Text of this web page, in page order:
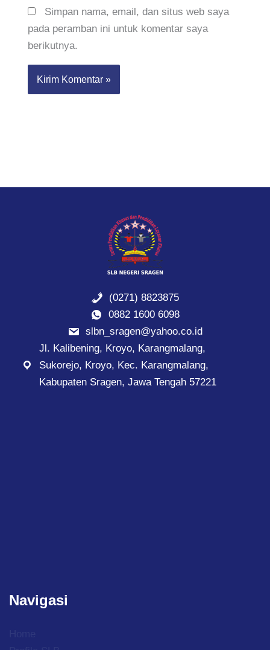
Simpan nama, email, dan situs web saya
pada peramban ini untuk komentar saya
berikutnya.
(0271) 8823875
0882 1600 6098
slbn_sragen@yahoo.co.id
Jl. Kalibening, Kroyo, Karangmalang,
Sukorejo, Kroyo, Kec. Karangmalang,
Kabupaten Sragen, Jawa Tengah 57221
Navigasi